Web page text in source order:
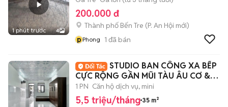
1 phút trước 4
200.000 đ
Thành phố Bến Tre (P. An Hội mới)
pPhong 1 đã bán
STUDIO BAN CÔNG XA BẾP
CỰC RỘNG GẦN MŨI TÀU ÂU CƠ &
TRƯỜNG CHINH
1 PN Căn hộ dịch vụ, mini
5,5 triệu/tháng 35 m²